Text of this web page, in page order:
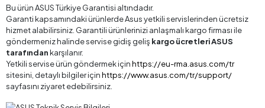
Bu ürün ASUS Türkiye Garantisi altındadır.
Garanti kapsamındaki ürünlerde Asus yetkili servislerinden ücretsiz
hizmet alabilirsiniz. Garantili ürünlerinizi anlaşmalı kargo firması ile
göndermeniz halinde servise gidiş geliş kargo ücretleri ASUS
tarafındankarşılanır.
Yetkili servise ürün göndermek içinhttps://eu-rma.asus.com/tr
sitesini, detaylı bilgiler içinhttps://www.asus.com/tr/support/
sayfasını ziyaret edebilirsiniz.